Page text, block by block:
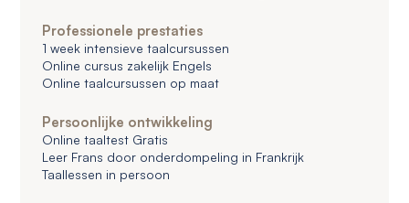
Professionele prestaties
1 week intensieve taalcursussen
Online cursus zakelijk Engels
Online taalcursussen op maat
Persoonlijke ontwikkeling
Online taaltest Gratis
Leer Frans door onderdompeling in Frankrijk
Taallessen in persoon